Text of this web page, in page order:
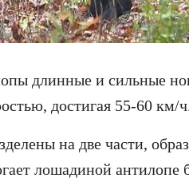
длинные и сильные
достигая 55-60 км/
на две части,
лошадиной антилопе